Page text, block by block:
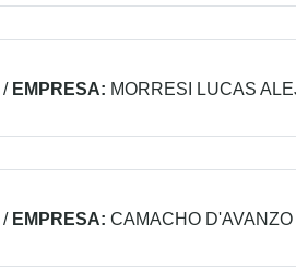
/ EMPRESA: MORRESI LUCAS
/ EMPRESA: CAMACHO